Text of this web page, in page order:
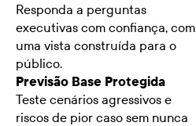
Responda a perguntas
executivas com confiança, com
uma vista construída para o
público.
Previsão Base Protegida
Teste cenários agressivos e
riscos de pior caso sem nunca